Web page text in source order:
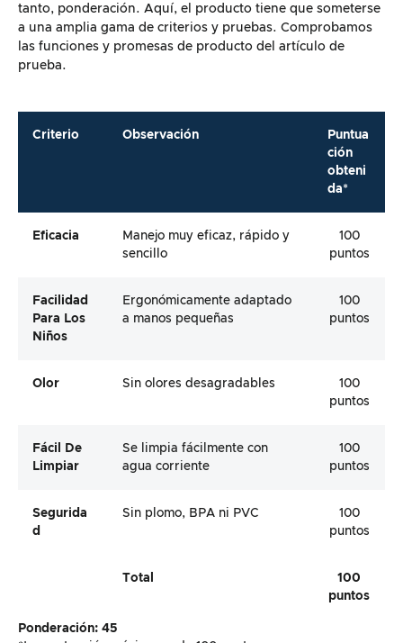
tanto, ponderación. Aquí, el producto tiene que someterse
a una amplia gama de criterios y pruebas. Comprobamos
las funciones y promesas de producto del artículo de
prueba.
Criterio Observación
Puntua
ción
obteni
da*
Eficacia
Manejo muy eficaz, rápido y
sencillo
100
puntos
Facilidad
Para Los
Niños
Ergonómicamente adaptado
a manos pequeñas
100
puntos
Olor Sin olores desagradables
100
puntos
Fácil De
Limpiar
Se limpia fácilmente con
agua corriente
100
puntos
Segurida
D
Sin plomo, BPA ni PVC
100
puntos
Total
100
puntos
Ponderación: 45